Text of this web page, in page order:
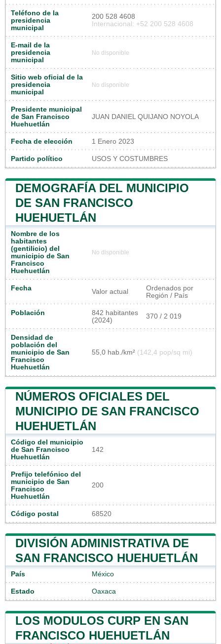
Teléfono de la
presidencia
municipal
200 528 4608
Internacional: +52 200 528 4608
E-mail de la
presidencia
municipal
No disponible
Sitio web oficial de la
presidencia
municipal
No disponible
Presidente municipal
de San Francisco
Huehuetlán
JUAN DANIEL QUIJANO NOYOLA
Fecha de elección 1 Enero 2023
Partido político USOS Y COSTUMBRES
DEMOGRAFÍA DEL MUNICIPIO
DE SAN FRANCISCO
HUEHUETLÁN
Nombre de los
habitantes
(gentilicio) del
municipio de San
Francisco
Huehuetlán
No disponible
Fecha Valor actual
Ordenados por
Región / País
Población
842 habitantes
(2024)
370 / 2 019
Densidad de
población del
municipio de San
Francisco
Huehuetlán
55,0 hab./km² (142,4 pop/sq mi)
NÚMEROS OFICIALES DEL
MUNICIPIO DE SAN FRANCISCO
HUEHUETLÁN
Código del municipio
de San Francisco
Huehuetlán
142
Prefijo telefónico del
municipio de San
Francisco
Huehuetlán
200
Código postal 68520
DIVISIÓN ADMINISTRATIVA DE
SAN FRANCISCO HUEHUETLÁN
País México
Estado Oaxaca
LOS MODULOS CURP EN SAN
FRANCISCO HUEHUETLÁN